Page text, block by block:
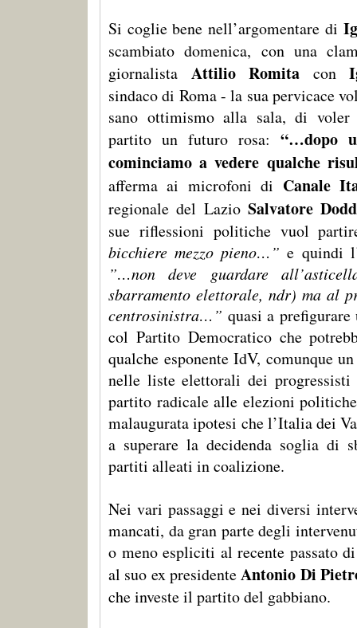
Si coglie bene nell’argomentare di
scambiato domenica, con una
giornalista Attilio Romita con
sindaco di Roma - la sua pervicace
sano ottimismo alla sala, di
partito un futuro rosa: “…dopo
cominciamo a vedere qualche
afferma ai microfoni di Canale
regionale del Lazio Salvatore
sue riflessioni politiche vuol
bicchiere mezzo pieno…” e quindi
”…non deve guardare
sbarramento elettorale, ndr) ma al
centrosinistra…” quasi a
col Partito Democratico che
qualche esponente IdV, comunque
nelle liste elettorali dei
partito radicale alle elezioni
malaugurata ipotesi che l’Italia dei
a superare la decidenda soglia di
partiti alleati in coalizione.
Nei vari passaggi e nei diversi
mancati, da gran parte degli
o meno espliciti al recente passato
al suo ex presidenteAntonio Di
che investe il partito del gabbiano.